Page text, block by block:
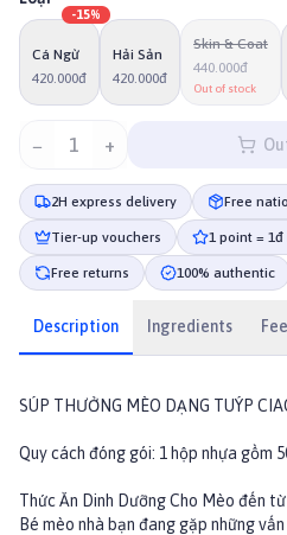
Cá Ngừ
420.000đ
-15%
Hải Sản
420.000đ
Skin & Coat
440.000đ
Out of stock
− 1 +
2H express delivery Free
Tier-up vouchers 1 point =
Free returns 100% authentic
Description Ingredients
SÚP THƯỞNG MÈO DẠNG TUÝP
Quy cách đóng gói: 1 hộp nhựa gồm
Thức Ăn Dinh Dưỡng Cho Mèo đến
Bé mèo nhà bạn đang gặp những